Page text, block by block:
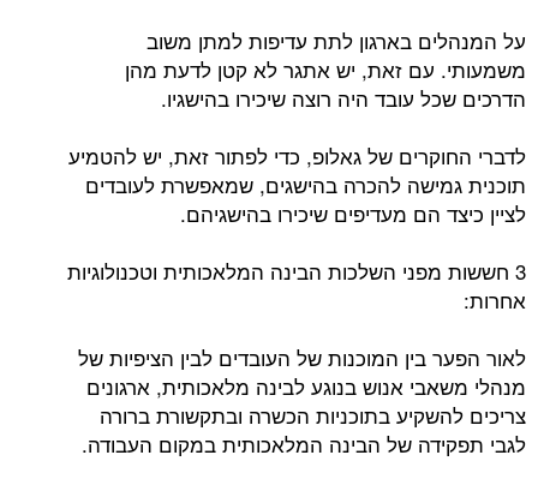
על המנהלים בארגון לתת עדיפות למתן משוב
משמעותי. עם זאת, יש אתגר לא קטן לדעת מהן
הדרכים שכל עובד היה רוצה שיכירו בהישגיו.
לדברי החוקרים של גאלופ, כדי לפתור זאת, יש להטמיע
תוכנית גמישה להכרה בהישגים, שמאפשרת לעובדים
לציין כיצד הם מעדיפים שיכירו בהישגיהם.
3 חששות מפני השלכות הבינה המלאכותית וטכנולוגיות
אחרות:
לאור הפער בין המוכנות של העובדים לבין הציפיות של
מנהלי משאבי אנוש בנוגע לבינה מלאכותית, ארגונים
צריכים להשקיע בתוכניות הכשרה ובתקשורת ברורה
לגבי תפקידה של הבינה המלאכותית במקום העבודה.